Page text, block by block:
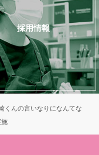
採用情報
くんの言いなりになんてな
施